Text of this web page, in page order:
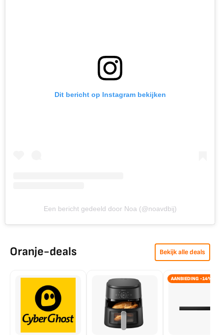
Dit bericht op Instagram bekijken
Een bericht gedeeld door Noa (@noavdbij)
Oranje-deals Bekijk alle deals
AANBIEDING -14%